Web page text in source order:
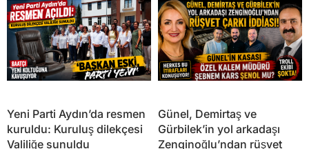
Yeni Parti Aydın’da resmen
kuruldu: Kuruluş dilekçesi
Valiliğe sunuldu
Günel, Demirtaş ve
Gürbilek’in yol arkadaşı
Zenginoğlu’ndan rüşvet